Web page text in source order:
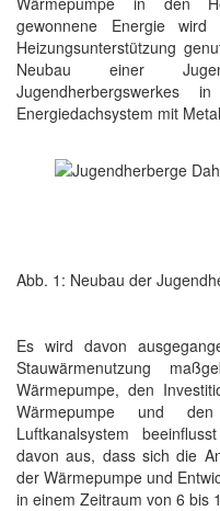
gewonnene Energie wird
Heizungsunterstützung
Neubau einer
Energiedachsystem mit
Abb. 1: Neubau der
Es wird davon
Stauwärmenutzung
Wärmepumpe, den
Wärmepumpe und
Luftkanalsystem
davon aus, dass sich die
der Wärmepumpe und
in einem Zeitraum von 6 bis